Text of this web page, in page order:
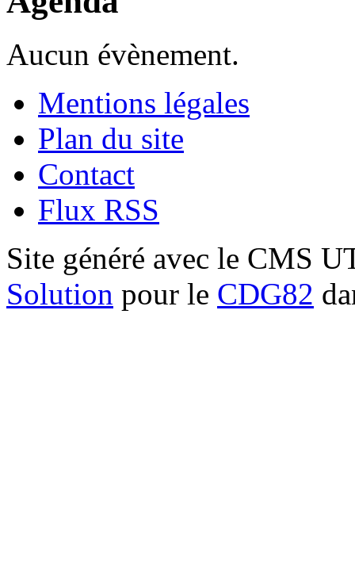
Aucun évènement.
Mentions légales
Plan du site
Contact
Flux RSS
Site généré avec le CMS
Solution pour le CDG82